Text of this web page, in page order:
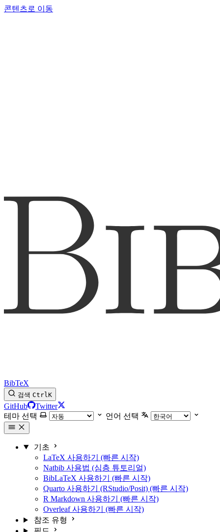
콘텐츠로 이동
BibTeX
검색 CtrlK
GitHub
Twitter
테마 선택
언어 선택
기초
LaTeX 사용하기 (빠른 시작)
Natbib 사용법 (심층 튜토리얼)
BibLaTeX 사용하기 (빠른 시작)
Quarto 사용하기 (RStudio/Posit) (빠른 시작)
R Markdown 사용하기 (빠른 시작)
Overleaf 사용하기 (빠른 시작)
참조 유형